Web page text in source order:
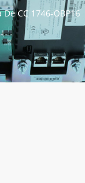
CC 1746-OBP16